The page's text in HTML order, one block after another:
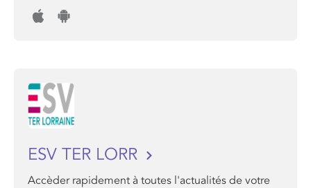
ESV TER LORR
Accèder rapidement à toutes l'actualités de votre